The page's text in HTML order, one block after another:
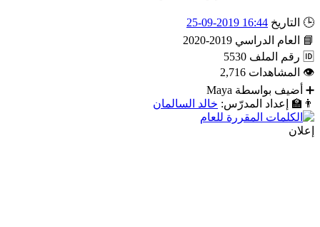
🕒 التاريخ 16:44 2019-09-25
📘
العام الدراسي 2019-2020
🆔 رقم الملف 5530
👁
المشاهدات 2,716
➕
أضيف بواسطة Maya
👨‍🏫
إعداد المدرّس: خالد السالمان
إعلان